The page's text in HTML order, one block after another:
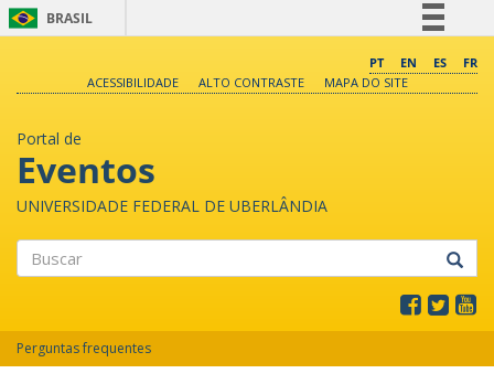
BRASIL
Comunica BR
PT EN ES
FR
ACESSIBILIDADE
ALTO CONTRASTE MAPA DO SITE
Portal de
Eventos
UNIVERSIDADE FEDERAL DE UBERLÂNDIA
Perguntas frequentes